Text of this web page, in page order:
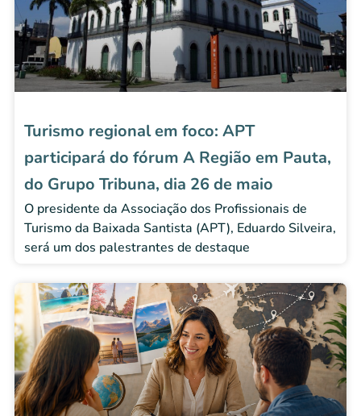
Turismo regional em foco: APT
participará do fórum A Região em Pauta,
do Grupo Tribuna, dia 26 de maio
O presidente da Associação dos Profissionais de
Turismo da Baixada Santista (APT), Eduardo Silveira,
será um dos palestrantes de destaque